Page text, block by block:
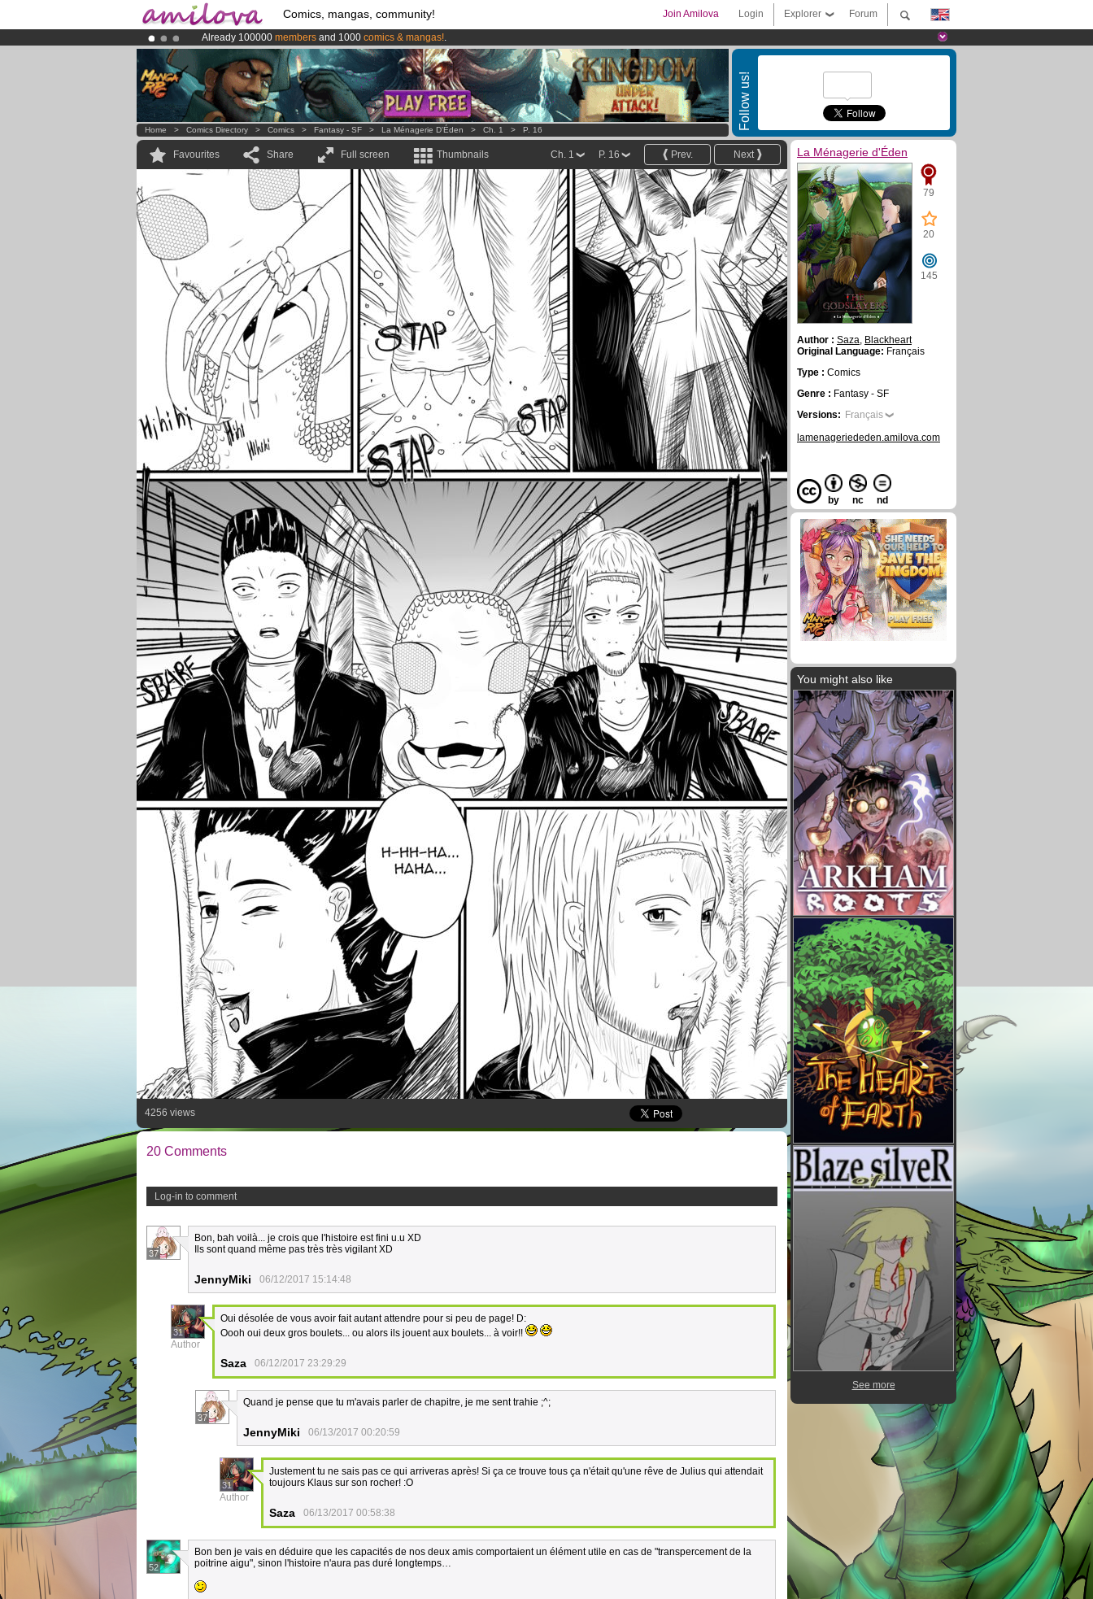
Comics, mangas, community! Forum
Explorer
Login
Join Amilova
Already 100000 members and 1000 comics & mangas!.
Premium membership from3.95 eurosper month !Get membership now
AmilovaKickstarter is now LIVE!.
Follow us!
Home > Comics Directory > Comics > Fantasy - SF > La Ménagerie D'Éden > Ch. 1 > P. 16
Favourites Share Full screen Thumbnails Next
Prev.
P. 16
Ch. 1
4256 views
20 Comments
Log-in to comment
37
Bon, bah voilà... je crois que l'histoire est fini u.u XD
Ils sont quand même pas très très vigilant XD
JennyMiki 06/12/2017 15:14:48
31
Author
Oui désolée de vous avoir fait autant attendre pour si peu de page! D:
Oooh oui deux gros boulets... ou alors ils jouent aux boulets... à voir!!
Saza 06/12/2017 23:29:29
37
Quand je pense que tu m'avais parler de chapitre, je me sent trahie ;^;
JennyMiki 06/13/2017 00:20:59
31
Author
Justement tu ne sais pas ce qui arriveras après! Si ça ce trouve tous ça n'était qu'une rêve de Julius qui attendait
toujours Klaus sur son rocher! :O
Saza 06/13/2017 00:58:38
52
Bon ben je vais en déduire que les capacités de nos deux amis comportaient un élément utile en cas de "transpercement de la
poitrine aigu", sinon l'histoire n'aura pas duré longtemps…
La Ménagerie d'Éden
79
20
145
Author : Saza, Blackheart
Original Language: Français
Type : Comics
Genre : Fantasy - SF
Versions: Français
lamenageriededen.amilova.com
by nc nd
You might also like
See more